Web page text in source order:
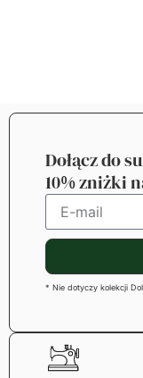
Dołącz do
10% zniżki
* Nie dotyczy kolekcji